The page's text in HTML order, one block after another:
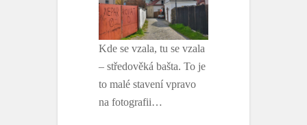
Kde se vzala, tu se vzala
– středověká bašta. To je
to malé stavení vpravo
na fotografii…